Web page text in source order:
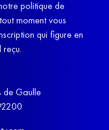
politique de
moment vous
qui figure en
de Gaulle